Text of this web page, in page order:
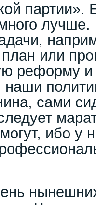
партии».
план или
реформу
сами
ибо у